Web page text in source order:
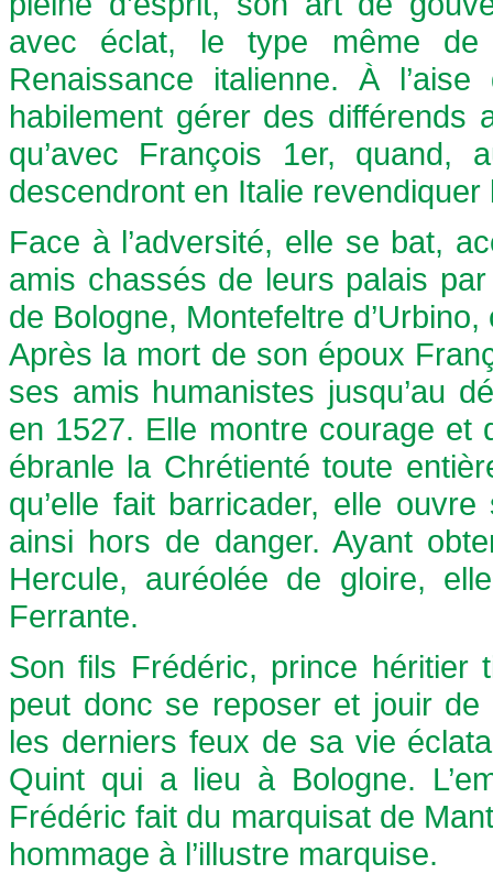
avec éclat, le type même
Renaissance italienne. À
habilement gérer des
qu’avec François 1er,
descendront en Italie
Face à l’adversité, elle se bat,
amis chassés de leurs palais
de Bologne, Montefeltre
Après la mort de son époux
ses amis humanistes jusqu’au
en 1527. Elle montre courage et
ébranle la Chrétienté toute
qu’elle fait barricader, elle
ainsi hors de danger. Ayant
Hercule, auréolée de gloire,
Ferrante.
Son fils Frédéric, prince héritier
peut donc se reposer et jouir de
les derniers feux de sa vie
Quint qui a lieu à Bologne.
Frédéric fait du marquisat de
hommage à l’illustre marquise.